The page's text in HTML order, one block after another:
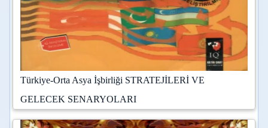
Türkiye-Orta Asya İşbirliği STRATEJİLERİ VE
GELECEK SENARYOLARI